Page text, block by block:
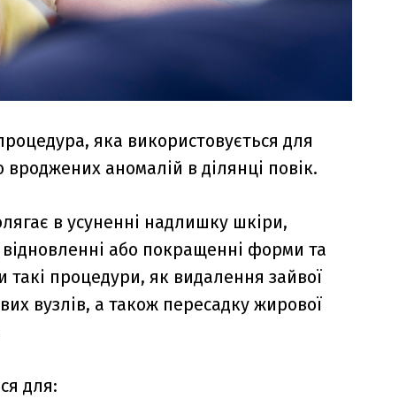
яка використовується для
вроджених аномалій в ділянці повік.
в усуненні надлишку шкіри,
відновленні або покращенні форми та
процедури, як видалення зайвої
вузлів, а також пересадку жирової
для: